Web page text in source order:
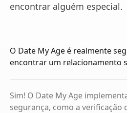
encontrar alguém especial.
O Date My Age é realmente
encontrar um relacionamento
Sim! O Date My Age
segurança, como a verificação